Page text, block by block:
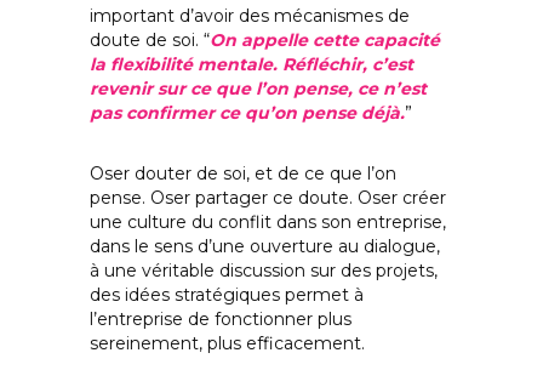
important d’avoir des mécanismes de
doute de soi. “On appelle cette capacité
la flexibilité mentale. Réfléchir, c’est
revenir sur ce que l’on pense, ce n’est
pas confirmer ce qu’on pense déjà.”
Oser douter de soi, et de ce que l’on
pense. Oser partager ce doute. Oser créer
une culture du conflit dans son entreprise,
dans le sens d’une ouverture au dialogue,
à une véritable discussion sur des projets,
des idées stratégiques permet à
l’entreprise de fonctionner plus
sereinement, plus efficacement.